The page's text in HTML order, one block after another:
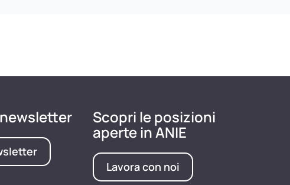
Scopri le posizioni
aperte in ANIE
Lavora con noi